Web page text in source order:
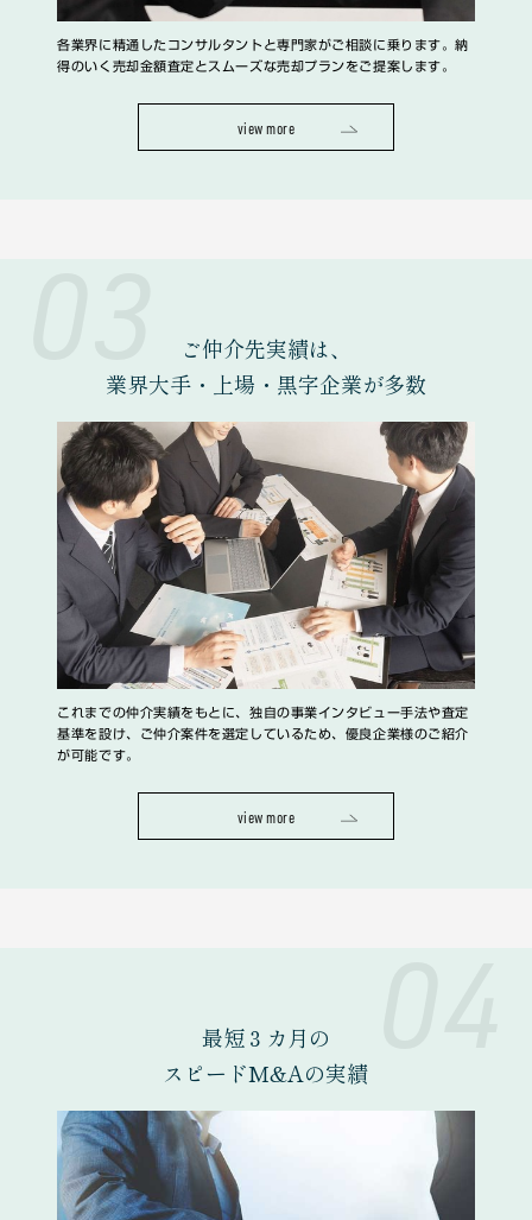
各業界に精通したコンサルタントと専門家がご相談に乗ります。納
得のいく売却金額査定とスムーズな売却プランをご提案します。
view more
ご仲介先実績は、
業界大手・上場・黒字企業が多数
これまでの仲介実績をもとに、独自の事業インタビュー手法や査定
基準を設け、ご仲介案件を選定しているため、優良企業様のご紹介
が可能です。
view more
最短３カ月の
スピードM&Aの実績